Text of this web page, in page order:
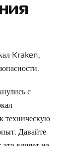
Kraken,
с
техническую
Давайте